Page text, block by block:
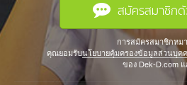
สมัครสมาชิกด้
การสมัครสมาชิกหม
คุณยอมรับนโยบายคุ้มครองข้อมูลส่วนบุค
ของ Dek-D.com แ